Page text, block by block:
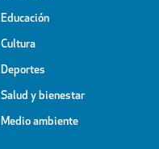
Educación
Cultura
Deportes
Salud y bienestar
Medio ambiente